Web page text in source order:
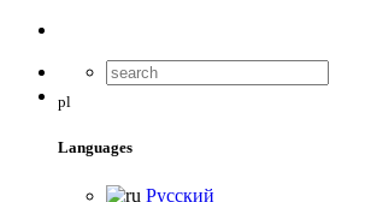
pl
Languages
Русский